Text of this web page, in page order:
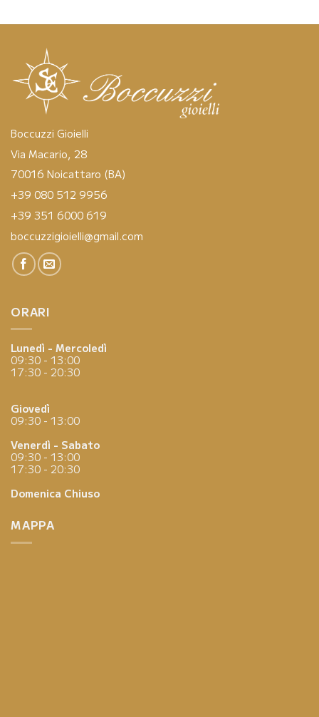
Boccuzzi Gioielli
Via Macario, 28
70016 Noicattaro (BA)
+39 080 512 9956
+39 351 6000 619
boccuzzigioielli@gmail.com
ORARI
Lunedì - Mercoledì
09:30 - 13:00
17:30 - 20:30
Giovedì
09:30 - 13:00
Venerdì - Sabato
09:30 - 13:00
17:30 - 20:30
Domenica Chiuso
MAPPA